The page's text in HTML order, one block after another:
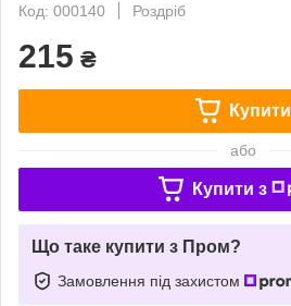
Код: 000140
Роздріб
215 ₴
Купити
або
Купити з
Що таке купити з Пром?
Замовлення під захистом